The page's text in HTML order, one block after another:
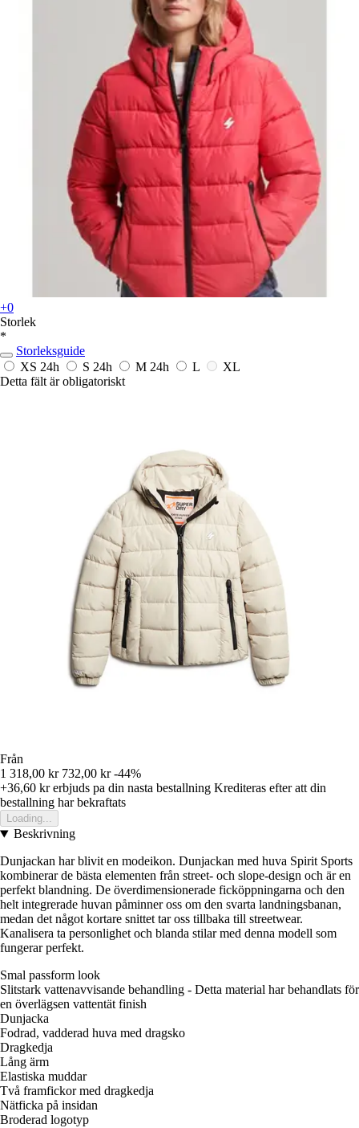
+0
Storlek
*
Storleksguide
XS 24h S 24h M 24h L
XL
Detta fält är obligatoriskt
Från
1 318,00 kr 732,00 kr -44%
+36,60 krerbjuds pa din nasta bestallning Krediteras efter att din
bestallning har bekraftats
Loading...
Beskrivning
Dunjackan har blivit en modeikon. Dunjackan med huva Spirit Sports
kombinerar de bästa elementen från street- och slope-design och är en
perfekt blandning. De överdimensionerade ficköppningarna och den
helt integrerade huvan påminner oss om den svarta landningsbanan,
medan det något kortare snittet tar oss tillbaka till streetwear.
Kanalisera ta personlighet och blanda stilar med denna modell som
fungerar perfekt.
Smal passform look
Slitstark vattenavvisande behandling - Detta material har behandlats för
en överlägsen vattentät finish
Dunjacka
Fodrad, vadderad huva med dragsko
Dragkedja
Lång ärm
Elastiska muddar
Två framfickor med dragkedja
Nätficka på insidan
Broderad logotyp